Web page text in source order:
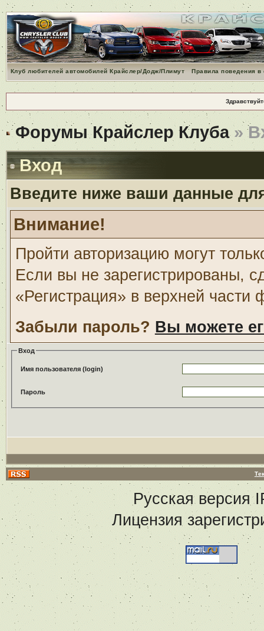
Клуб любителей автомобилей Крайслер/Додж/Плимут Правила поведения
Форумы Крайслер Клуба»
Вход
Введите ниже ваши данные
Внимание!
Пройти авторизацию могут
Если вы не зарегистрированы,
«Регистрация» в верхней части
Забыли пароль? Вы можете
Вход
Имя пользователя (login)
Пароль
Русская версия
Лицензия